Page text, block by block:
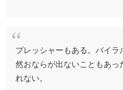
プレッシャーもある。バイ
然おならが出ないこともあっ
れない。